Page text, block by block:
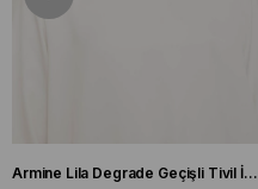
Armine Lila Degrade Geçişli Tivil İpek Eşarp 9051 - 59